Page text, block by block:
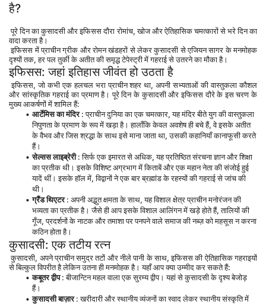
है?
पूरे दिन का कुसादसी और इफिसस दौरा रोमांच, खोज और ऐतिहासिक चमत्कारों से भरे दिन का
वादा करता है।
इफिसस में प्राचीन ग्रीक और रोमन खंडहरों से लेकर कुसादसी से एजियन सागर के मनमोहक
दृश्यों तक, हर पल तुर्की के अतीत की समृद्ध टेपेस्ट्री में गहराई से उतरने का मौका है।
इफिसस: जहां इतिहास जीवंत हो उठता है
इफिसस, जो कभी एक हलचल भरा प्राचीन शहर था, अपनी सभ्यताओं की वास्तुकला कौशल
और सांस्कृतिक गहराई का प्रमाण है। पूरे दिन के कुसादसी और इफिसस दौरे के इस चरण के
मुख्य आकर्षणों में शामिल हैं:
आर्टेमिस का मंदिर : प्राचीन दुनिया का एक चमत्कार, यह मंदिर बीते युग की वास्तुकला
निपुणता के प्रमाण के रूप में खड़ा है। हालाँकि केवल अवशेष ही बचे हैं, वे इसके अतीत
के वैभव और जिस श्रद्धा के साथ इसे माना जाता था, उसकी कहानियाँ कानाफूसी करते
हैं।
सेल्सस लाइब्रेरी : सिर्फ एक इमारत से अधिक, यह प्रतिष्ठित संरचना ज्ञान और शिक्षा
का प्रतीक थी। इसके विशिष्ट अग्रभाग में किताबें और एक महान नेता की संजोई हुई
यादें थीं। इसके हॉल में, विद्वानों ने एक बार ब्रह्मांड के रहस्यों की गहराई से जांच की
थी।
ग्रैंड थिएटर : अपनी अद्भुत क्षमता के साथ, यह विशाल क्षेत्र प्राचीन मनोरंजन की
भव्यता का प्रतीक है। जैसे ही आप इसके विशाल आलिंगन में खड़े होते हैं, तालियों की
गूँज, प्रदर्शनों के नाटक और तमाशा पर पनपने वाले समाज की नब्ज़ को महसूस न करना
कठिन होता है।
कुसादसी: एक तटीय रत्न
कुसादसी, अपने प्राचीन समुद्र तटों और नीले पानी के साथ, इफिसस की ऐतिहासिक गहराइयों
से बिल्कुल विपरीत है लेकिन उतना ही मनमोहक है। यहाँ आप क्या उम्मीद कर सकते हैं:
कबूतर द्वीप : बीजान्टिन महल वाला एक सुरम्य द्वीप। यहां से कुसादसी के दृश्य बेजोड़
हैं।
कुसादसी बाज़ार : खरीदारी और स्थानीय व्यंजनों का स्वाद लेकर स्थानीय संस्कृति में